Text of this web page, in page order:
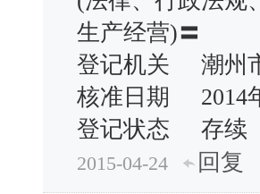
生产经营)〓
登记机关 潮州
核准日期 2014
登记状态 存续
2015-04-24
回复